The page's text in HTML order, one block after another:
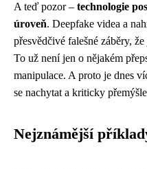
A teď pozor – technologie
úroveň. Deepfake videa a
přesvědčivé falešné záběry,
To už není jen o nějakém
manipulace. A proto je dnes
se nachytat a kriticky
Nejznámější